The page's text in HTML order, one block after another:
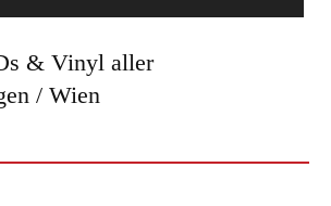
& Vinyl aller
/ Wien